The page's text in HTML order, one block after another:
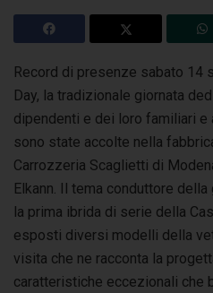
Record di presenze sabato 14
Day, la tradizionale giornata
dipendenti e dei loro familiari e
sono state accolte nella
Carrozzeria Scaglietti di
Elkann. Il tema conduttore
la prima ibrida di serie della
esposti diversi modelli della
visita che ne racconta la
caratteristiche eccezionali che